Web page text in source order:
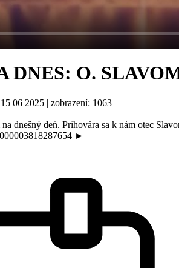
DNES: O.
06 2025 | zobrazení: 1063
dnešný deň. Prihovára sa k nám otec
►